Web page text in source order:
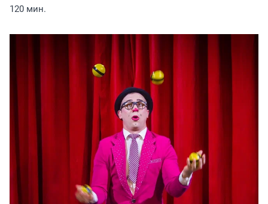
120 мин.